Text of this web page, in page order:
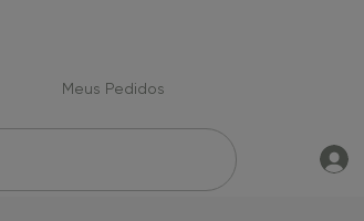
Meus Pedidos